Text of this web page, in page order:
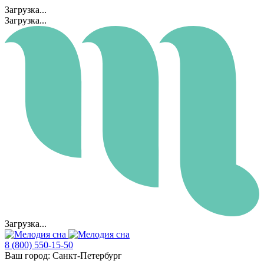
Загрузка...
Загрузка...
Загрузка...
8 (800) 550-15-50
Ваш город: Санкт-Петербург